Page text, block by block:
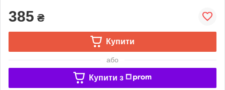
385 ₴
Купити
або
Купити з